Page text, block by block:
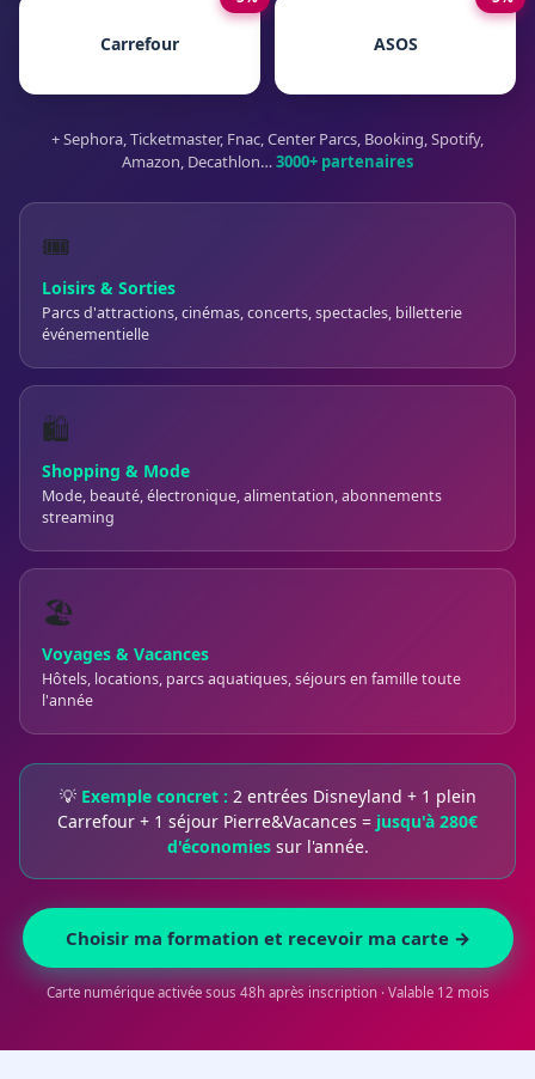
Carrefour ASOS
+ Sephora, Ticketmaster, Fnac, Center Parcs, Booking, Spotify,
Amazon, Decathlon…3000+ partenaires
🎟️
Loisirs & Sorties
Parcs d'attractions, cinémas, concerts, spectacles, billetterie
événementielle
🛍️
Shopping & Mode
Mode, beauté, électronique, alimentation, abonnements
streaming
🏖️
Voyages & Vacances
Hôtels, locations, parcs aquatiques, séjours en famille toute
l'année
💡 Exemple concret : 2 entrées Disneyland + 1 plein
Carrefour + 1 séjour Pierre&Vacances = jusqu'à 280€
d'économiessur l'année.
Choisir ma formation et recevoir ma carte →
Carte numérique activée sous 48h après inscription · Valable 12 mois